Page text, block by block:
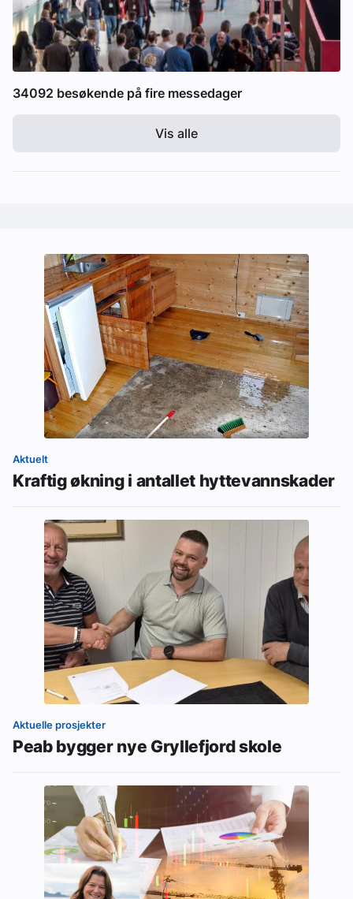
34092 besøkende på fire messedager
Vis alle
Aktuelt
Kraftig økning i antallet hyttevannskader
Aktuelle prosjekter
Peab bygger nye Gryllefjord skole